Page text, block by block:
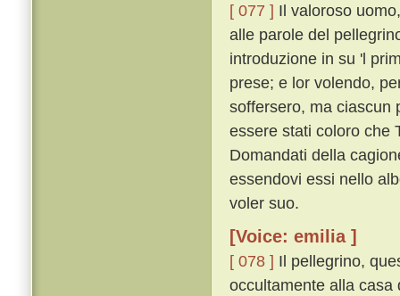
[ 077 ] Il valoroso
alle parole del
introduzione in su 'l
prese; e lor volendo,
soffersero, ma ciascun
essere stati coloro che
Domandati della
essendovi essi nello
voler suo.
[Voice: emilia ]
[ 078 ] Il pellegrino,
occultamente alla casa